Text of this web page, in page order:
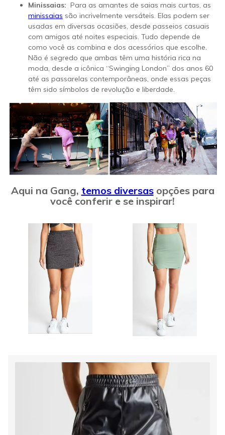
Minissaias: Para as amantes de saias mais curtas, as
minissaias são incrivelmente versáteis. Elas podem ser
usadas em diversas ocasiões, desde passeios casuais
com amigos até noites especiais. Tudo depende de
como você as combina e dos acessórios que escolhe.
Não é segredo que ambas têm uma história rica na
moda, desde a icônica “Swinging London” dos anos 60
até as passarelas contemporâneas, onde essas peças
têm sido símbolos de revolução e liberdade.
Aqui na Gang, temos diversasopções para
você conferir e se inspirar!